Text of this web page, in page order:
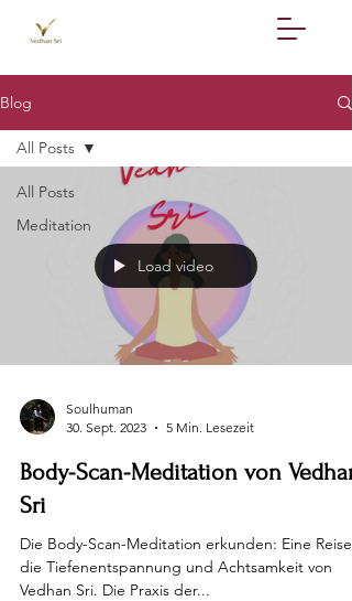
Blog
All Posts
Meditation
All Posts
Load video
Soulhuman
30. Sept. 2023
5 Min. Lesezeit
Body-Scan-Meditation von Vedhan
Sri
Die Body-Scan-Meditation erkunden: Eine Reise
die Tiefenentspannung und Achtsamkeit von
Vedhan Sri. Die Praxis der...